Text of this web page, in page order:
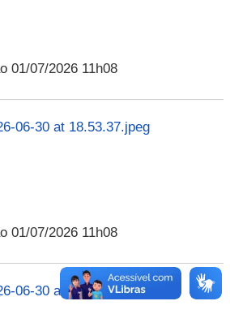
01/07/2026 11h08
06-30 at 18.53.37.jpeg
01/07/2026 11h08
06-30 at 18.53.38.jpeg